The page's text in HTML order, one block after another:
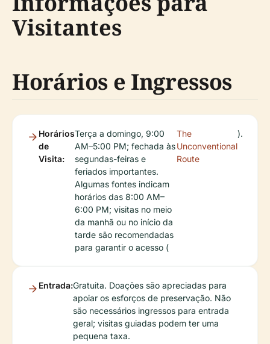
Visitantes
Horários e Ingressos
Horários
de
Visita:
Terça a domingo, 9:00
AM–5:00 PM; fechada às
segundas-feiras e
feriados importantes.
Algumas fontes indicam
horários das 8:00 AM–
6:00 PM; visitas no meio
da manhã ou no início da
tarde são recomendadas
para garantir o acesso (
The
Unconventional
Route
).
Entrada:Gratuita. Doações são apreciadas para
apoiar os esforços de preservação. Não
são necessários ingressos para entrada
geral; visitas guiadas podem ter uma
pequena taxa.